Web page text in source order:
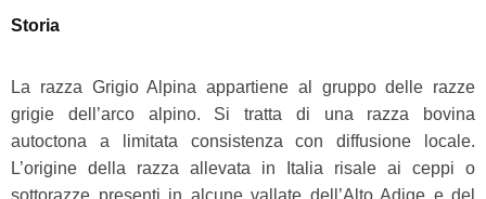
Storia
La razza Grigio Alpina appartiene al gruppo delle razze
grigie dell’arco alpino. Si tratta di una razza bovina
autoctona a limitata consistenza con diffusione locale.
L’origine della razza allevata in Italia risale ai ceppi o